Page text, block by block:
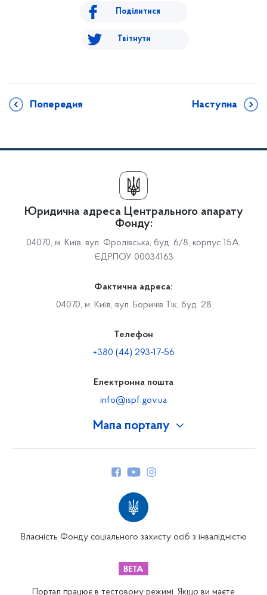
Поділитися
Твітнути
Попередня Наступна
Мапа порталу
Юридична адреса Центрального апарату
Фонду:
04070, м. Київ, вул. Фролівська, буд. 6/8, корпус 15А,
ЄДРПОУ 00034163
Фактична адреса:
04070, м. Київ, вул. Боричів Тік, буд. 28
Телефон
+380 (44) 293-17-56
Електронна пошта
info@ispf.gov.ua
Власність Фонду соціального захисту осіб з інвалідністю
Портал працює в тестовому режимі. Якщо ви маєте